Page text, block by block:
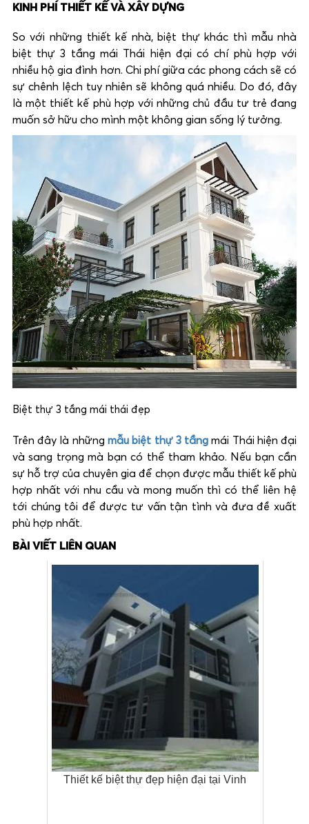
KINH PHÍ THIẾT KẾ VÀ XÂY DỰNG
So với những thiết kế nhà, biệt thự khác thì mẫu nhà
biệt thự 3 tầng mái Thái hiện đại có chí phù hợp với
nhiều hộ gia đình hơn. Chi phí giữa các phong cách sẽ có
sự chênh lệch tuy nhiên sẽ không quá nhiều. Do đó, đây
là một thiết kế phù hợp với những chủ đầu tư trẻ đang
muốn sở hữu cho mình một không gian sống lý tưởng.
Biệt thự 3 tầng mái thái đẹp
Trên đây là những mẫu biệt thự 3 tầng mái Thái hiện đại
và sang trọng mà bạn có thể tham khảo. Nếu bạn cần
sự hỗ trợ của chuyên gia để chọn được mẫu thiết kế phù
hợp nhất với nhu cầu và mong muốn thì có thể liên hệ
tới chúng tôi để được tư vấn tận tình và đưa đề xuất
phù hợp nhất.
BÀI VIẾT LIÊN QUAN
Thiết kế biệt thự đẹp hiện đại tại Vinh